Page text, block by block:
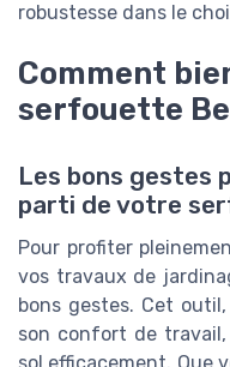
robustesse dans le
Comment
serfouette
Les bons gestes
parti de votre
Pour profiter
vos travaux de
bons gestes. Cet
son confort de travail,
sol efficacement. Que